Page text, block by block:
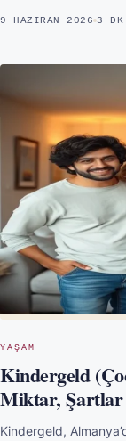
9 HAZIRAN 2026 3 DK
YAŞAM
Kindergeld
Miktar,
Kindergeld,